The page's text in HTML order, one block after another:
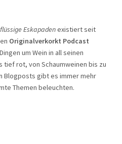
Eskapadenexistiert seit
Originalverkorkt Podcast
um Wein in all seinen
tief rot, von Schaumweinen bis zu
Blogposts gibt es immer mehr
Themen beleuchten.